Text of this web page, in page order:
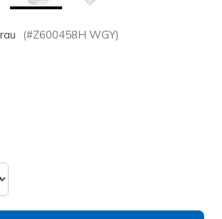
(#Z600458H WGY)